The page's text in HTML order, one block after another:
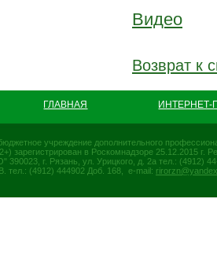
Видео
Возврат к
ГЛАВНАЯ
учреждение дополнительного
зарегистрирован в Роскомнадзоре 25.12.2015
г. Рязань, ул. Урицкого, д. 2а тел.: (4912)
тел.: (4912) 444902 Доб. 168, e-mail: